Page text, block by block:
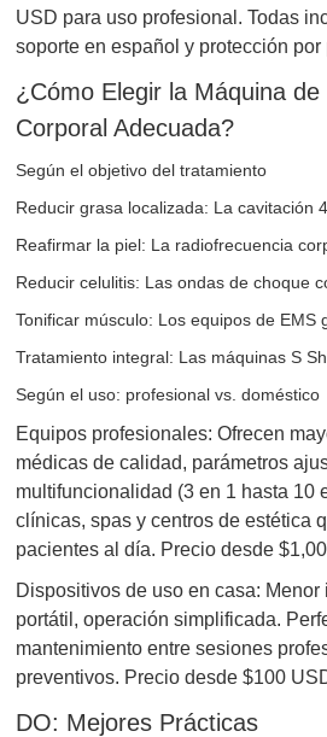
USD para uso profesional. Todas
soporte en español y protección
¿Cómo Elegir la Máquina
Corporal Adecuada?
Según el objetivo del tratamiento
Reducir grasa localizada: La cavitación
Reafirmar la piel: La radiofrecuencia
Reducir celulitis: Las ondas de choque
Tonificar músculo: Los equipos de
Tratamiento integral: Las máquinas S
Según el uso: profesional vs. doméstico
Equipos profesionales: Ofrecen
médicas de calidad, parámetros
multifuncionalidad (3 en 1 hasta 10
clínicas, spas y centros de estética
pacientes al día. Precio desde
Dispositivos de uso en casa:
portátil, operación simplificada.
mantenimiento entre sesiones
preventivos. Precio desde $100
DO: Mejores Prácticas